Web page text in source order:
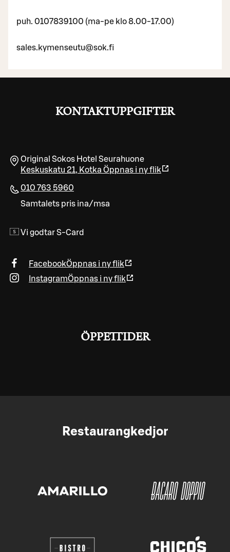
puh. 0107839100 (ma-pe klo 8.00-17.00)
sales.kymenseutu@sok.fi
KONTAKTUPPGIFTER
Original Sokos Hotel Seurahuone
Keskuskatu 21, Kotka Öppnas i ny flik
010 763 5960
Samtalets pris ina/msa
Vi godtar S-Card
FacebookÖppnas i ny flik
InstagramÖppnas i ny flik
ÖPPETTIDER
Restaurangkedjor